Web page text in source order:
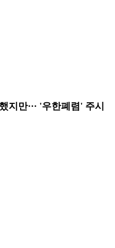
지만··· '우한폐렴' 주시